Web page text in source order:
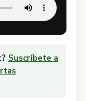
Suscríbete a